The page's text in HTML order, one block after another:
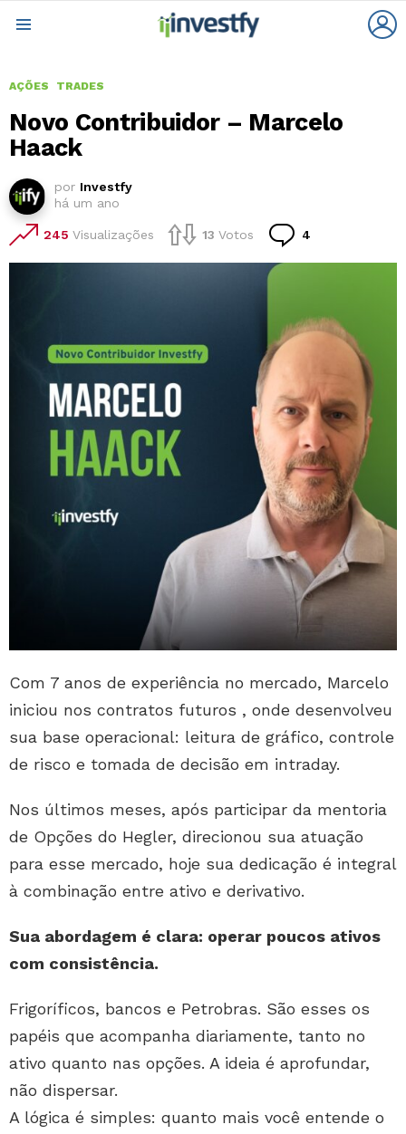
AÇÕES TRADES
Novo Contribuidor – Marcelo
Haack
por Investfy
há um ano
245 Visualizações 13 Votos 4
Com 7 anos de experiência no mercado, Marcelo
iniciou nos contratos futuros , onde desenvolveu
sua base operacional: leitura de gráfico, controle
de risco e tomada de decisão em intraday.
Nos últimos meses, após participar da mentoria
de Opções do Hegler, direcionou sua atuação
para esse mercado, hoje sua dedicação é integral
à combinação entre ativo e derivativo.
Sua abordagem é clara: operar poucos ativos
com consistência.
Frigoríficos, bancos e Petrobras. São esses os
papéis que acompanha diariamente, tanto no
ativo quanto nas opções. A ideia é aprofundar,
não dispersar.
A lógica é simples: quanto mais você entende o